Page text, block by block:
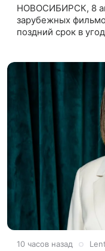
НОВОСИБИРСК, 8
зарубежных
поздний срок в
10 часов назад